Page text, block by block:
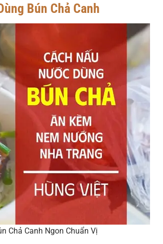
Bún Chả Canh
Chả Canh Ngon Chuẩn Vị